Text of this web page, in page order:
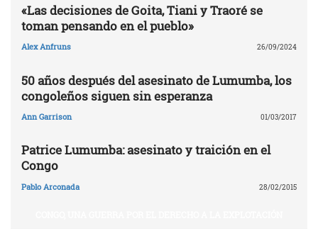
«Las decisiones de Goita, Tiani y Traoré se
toman pensando en el pueblo»
Alex Anfruns 26/09/2024
50 años después del asesinato de Lumumba, los
congoleños siguen sin esperanza
Ann Garrison 01/03/2017
Patrice Lumumba: asesinato y traición en el
Congo
Pablo Arconada 28/02/2015